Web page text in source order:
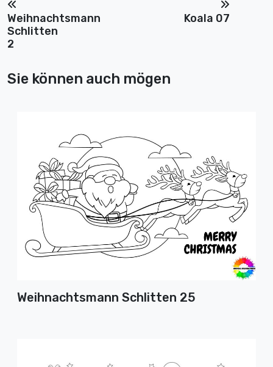
Weihnachtsmann
Schlitten
2
Koala 07
Sie können auch mögen
Weihnachtsmann Schlitten 25